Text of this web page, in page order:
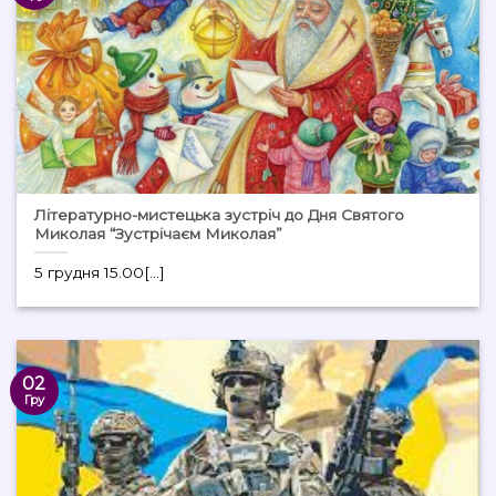
Літературно-мистецька зустріч до Дня Святого
Миколая “Зустрічаєм Миколая”
5 грудня 15.00[...]
02
Гру